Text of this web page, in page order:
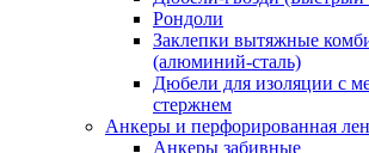
Рондоли
Заклепки вытяжные
(алюминий-сталь)
Дюбели для изоляции с
стержнем
Анкеры и перфорированная
Анкеры забивные